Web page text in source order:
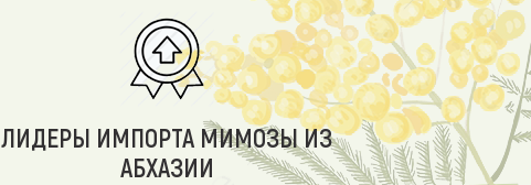
ЛИДЕРЫ ИМПОРТА МИМОЗЫ ИЗ
АБХАЗИИ